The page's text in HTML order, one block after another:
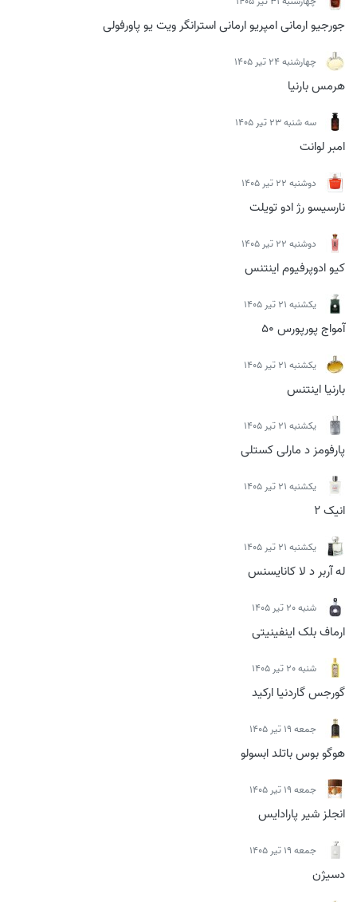
جورجیو ارمانی امپریو ارمانی استرانگر ویت یو پاورفولی
چهارشنبه 24 تیر 1405
هرمس بارنیا
سه شنبه 23 تیر 1405
امبر لوانت
دوشنبه 22 تیر 1405
نارسیسو رژ ادو تویلت
دوشنبه 22 تیر 1405
کیو ادوپرفیوم اینتنس
يكشنبه 21 تیر 1405
آمواج پورپورس 50
يكشنبه 21 تیر 1405
بارنیا اینتنس
يكشنبه 21 تیر 1405
پارفومز د مارلی کستلی
يكشنبه 21 تیر 1405
انیک 2
يكشنبه 21 تیر 1405
له آربر د لا کانایسنس
شنبه 20 تیر 1405
ارماف بلک اینفینیتی
شنبه 20 تیر 1405
گورجس گاردنیا ارکید
جمعه 19 تیر 1405
هوگو بوس باتلد ابسولو
جمعه 19 تیر 1405
انجلز شیر پارادایس
جمعه 19 تیر 1405
دسیژن